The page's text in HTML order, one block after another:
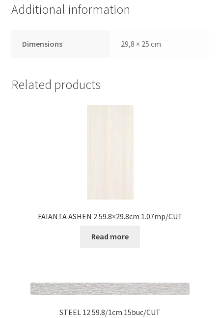
Additional information
Dimensions 29,8 × 25 cm
Related products
FAIANTA ASHEN 2 59.8×29.8cm 1.07mp/CUT
Read more
STEEL 12 59.8/1cm 15buc/CUT